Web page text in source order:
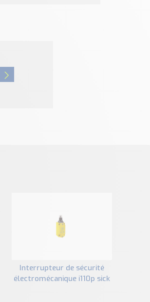
interrupteur de sécurité
électromécanique i110p sick